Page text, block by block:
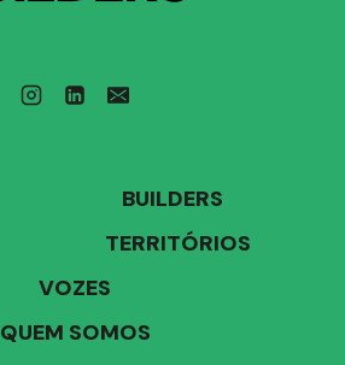
BUILDERS
TERRITÓRIOS
VOZES
QUEM SOMOS